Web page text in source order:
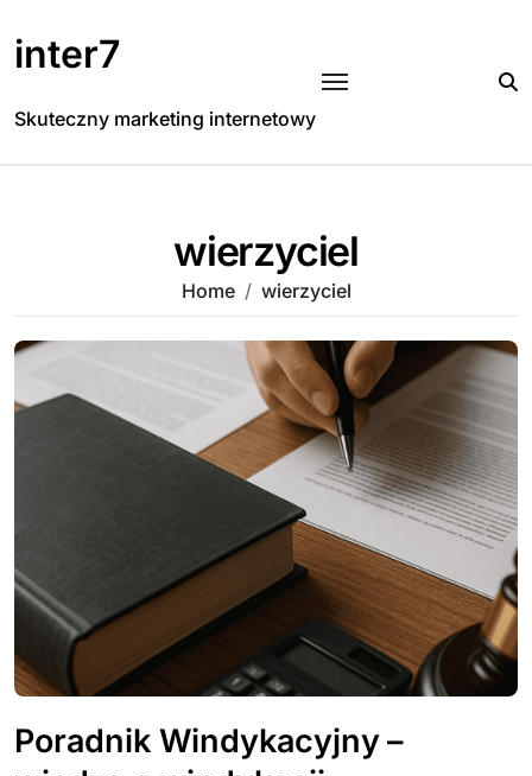
to
content
inter7
Skuteczny marketing internetowy
wierzyciel
Home wierzyciel
Poradnik Windykacyjny –